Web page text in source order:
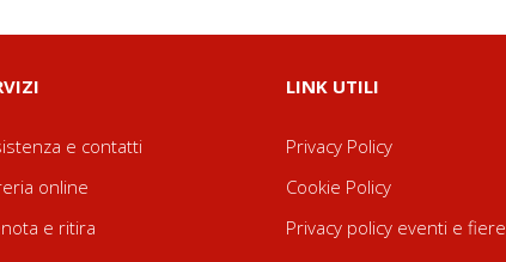
e contatti
online
e ritira
LINK UTILI
Privacy Policy
Cookie Policy
Privacy policy eventi e fiere